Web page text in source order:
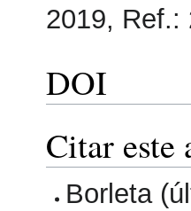
2019, Ref.:
DOI
Citar este
Borleta